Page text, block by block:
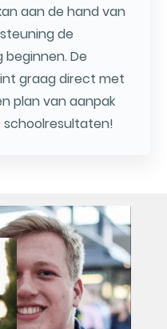
aan de hand van
de
De
graag direct met
plan van aanpak